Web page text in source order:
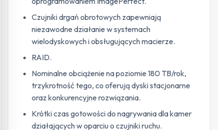
Czujniki drgań obrotowych zapewniają
niezawodne działanie w systemach
wielodyskowych i obsługujących macierze.
RAID.
Nominalne obciążenie na poziomie 180 TB/rok,
trzykrotność tego, co oferują dyski stacjonarne
oraz konkurencyjne rozwiązania.
Krótki czas gotowości do nagrywania dla kamer
działających w oparciu o czujniki ruchu.